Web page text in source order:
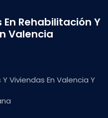
Rehabilitación Y
Valencia
Viviendas En Valencia Y